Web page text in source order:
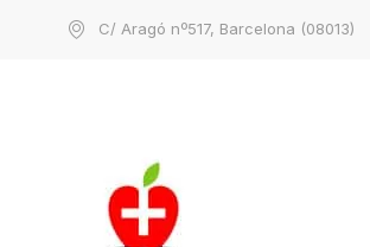
C/ Aragó nº517, Barcelona (08013)